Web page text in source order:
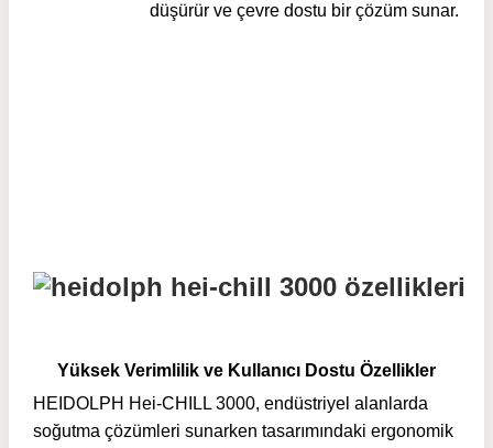
düşürür ve çevre dostu bir çözüm sunar.
Yüksek Verimlilik ve Kullanıcı Dostu Özellikler
HEIDOLPH Hei-CHILL 3000, endüstriyel alanlarda
soğutma çözümleri sunarken tasarımındaki ergonomik